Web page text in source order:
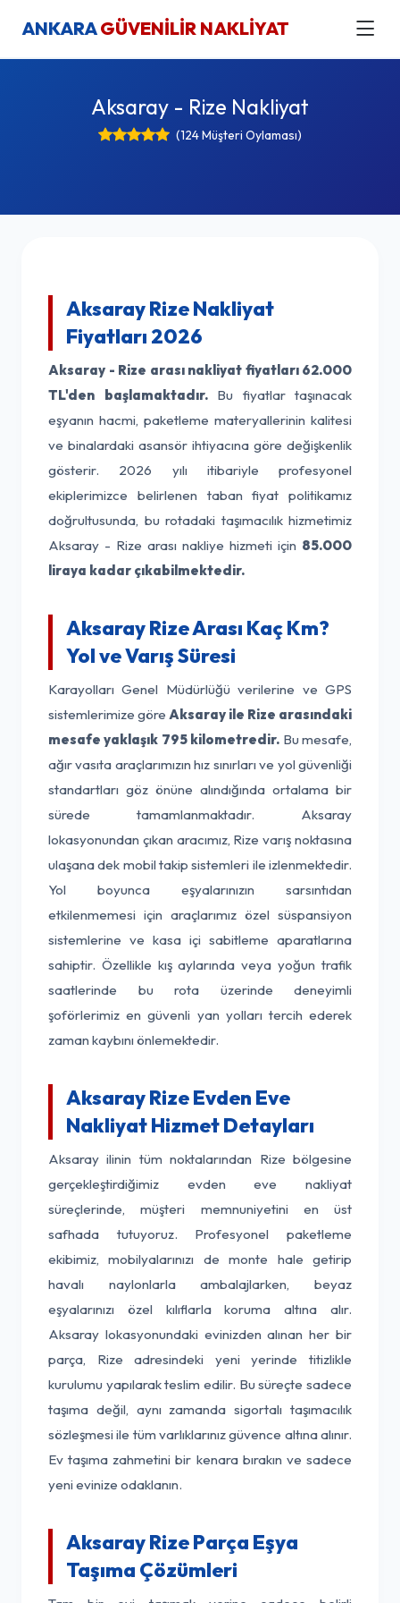
ANKARAGÜVENİLİR NAKLİYAT
Aksaray - Rize Nakliyat
(124 Müşteri Oylaması)
Aksaray Rize Nakliyat
Fiyatları 2026
Aksaray - Rize arası nakliyat fiyatları 62.000
TL'den başlamaktadır.Bu fiyatlar taşınacak
eşyanın hacmi, paketleme materyallerinin kalitesi
ve binalardaki asansör ihtiyacına göre değişkenlik
gösterir. 2026 yılı itibariyle profesyonel
ekiplerimizce belirlenen taban fiyat politikamız
doğrultusunda, bu rotadaki taşımacılık hizmetimiz
Aksaray - Rize arası nakliye hizmeti için 85.000
liraya kadar çıkabilmektedir.
Aksaray Rize Arası Kaç Km?
Yol ve Varış Süresi
Karayolları Genel Müdürlüğü verilerine ve GPS
sistemlerimize göre Aksaray ile Rize arasındaki
mesafe yaklaşık 795 kilometredir. Bu mesafe,
ağır vasıta araçlarımızın hız sınırları ve yol güvenliği
standartları göz önüne alındığında ortalama bir
sürede tamamlanmaktadır. Aksaray
lokasyonundan çıkan aracımız, Rize varış noktasına
ulaşana dek mobil takip sistemleri ile izlenmektedir.
Yol boyunca eşyalarınızın sarsıntıdan
etkilenmemesi için araçlarımız özel süspansiyon
sistemlerine ve kasa içi sabitleme aparatlarına
sahiptir. Özellikle kış aylarında veya yoğun trafik
saatlerinde bu rota üzerinde deneyimli
şoförlerimiz en güvenli yan yolları tercih ederek
zaman kaybını önlemektedir.
Aksaray Rize Evden Eve
Nakliyat Hizmet Detayları
Aksaray ilinin tüm noktalarından Rize bölgesine
gerçekleştirdiğimiz evden eve nakliyat
süreçlerinde, müşteri memnuniyetini en üst
safhada tutuyoruz. Profesyonel paketleme
ekibimiz, mobilyalarınızı de monte hale getirip
havalı naylonlarla ambalajlarken, beyaz
eşyalarınızı özel kılıflarla koruma altına alır.
Aksaray lokasyonundaki evinizden alınan her bir
parça, Rize adresindeki yeni yerinde titizlikle
kurulumu yapılarak teslim edilir. Bu süreçte sadece
taşıma değil, aynı zamanda sigortalı taşımacılık
sözleşmesi ile tüm varlıklarınız güvence altına alınır.
Ev taşıma zahmetini bir kenara bırakın ve sadece
yeni evinize odaklanın.
Aksaray Rize Parça Eşya
Taşıma Çözümleri